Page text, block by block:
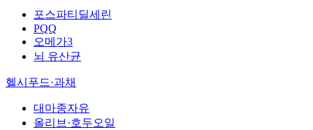
포스파티딜세린
PQQ
오메가3
뇌 유산균
헬시푸드·과채
대마종자유
올리브·호두오일